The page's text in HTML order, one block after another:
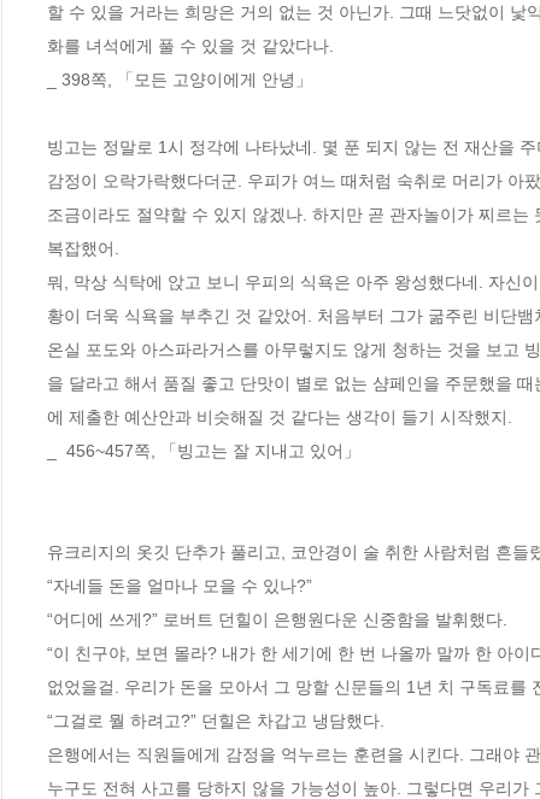
할 수 있을 거라는 희망은 거의 없는 것 아닌가. 그때 느닷없이
화를 녀석에게 풀 수 있을 것 같았다나.
_ 398쪽, 「모든 고양이에게 안녕」
빙고는 정말로 1시 정각에 나타났네. 몇 푼 되지 않는 전 재산을
감정이 오락가락했다더군. 우피가 여느 때처럼 숙취로 머리가 아
조금이라도 절약할 수 있지 않겠나. 하지만 곧 관자놀이가 찌르
복잡했어.
뭐, 막상 식탁에 앉고 보니 우피의 식욕은 아주 왕성했다네. 자신
황이 더욱 식욕을 부추긴 것 같았어. 처음부터 그가 굶주린 비단
온실 포도와 아스파라거스를 아무렇지도 않게 청하는 것을 보고
을 달라고 해서 품질 좋고 단맛이 별로 없는 샴페인을 주문했을
에 제출한 예산안과 비슷해질 것 같다는 생각이 들기 시작했지.
_  456~457쪽, 「빙고는 잘 지내고 있어」
유크리지의 옷깃 단추가 풀리고, 코안경이 술 취한 사람처럼 흔
“자네들 돈을 얼마나 모을 수 있나?”
“어디에 쓰게?” 로버트 던힐이 은행원다운 신중함을 발휘했다.
“이 친구야, 보면 몰라? 내가 한 세기에 한 번 나올까 말까 한 아
없었을걸. 우리가 돈을 모아서 그 망할 신문들의 1년 치 구독료를
“그걸로 뭘 하려고?” 던힐은 차갑고 냉담했다.
은행에서는 직원들에게 감정을 억누르는 훈련을 시킨다. 그래야
누구도 전혀 사고를 당하지 않을 가능성이 높아. 그렇다면 우리